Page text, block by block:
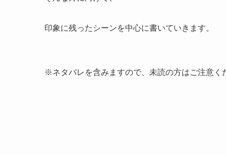
印象に残ったシーンを中心に書いていきます。
※ネタバレを含みますので、未読の方はご注意く